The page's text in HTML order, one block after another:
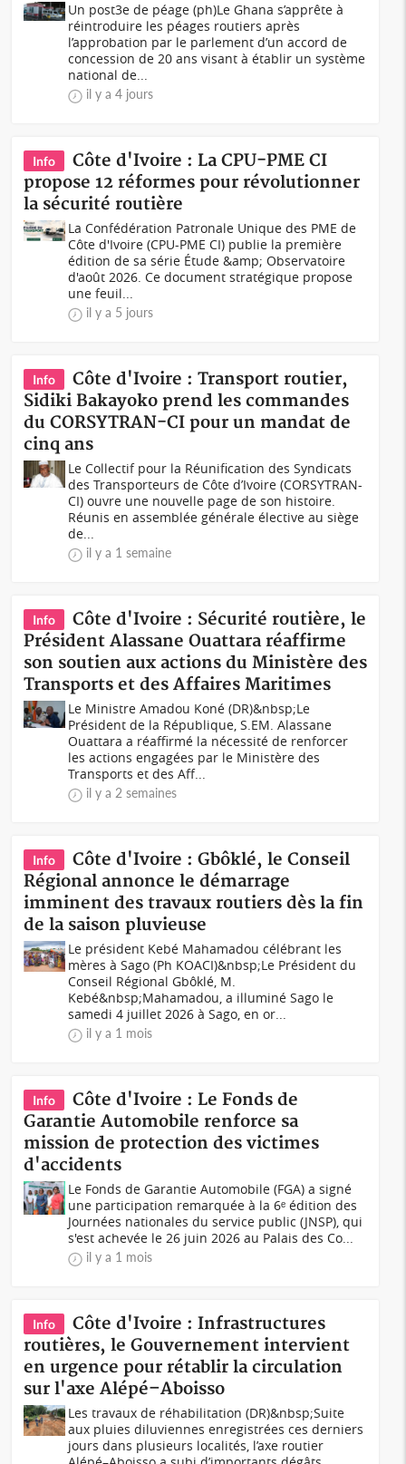
Un post3e de péage (ph)Le Ghana s’apprête à
réintroduire les péages routiers après
l’approbation par le parlement d’un accord de
concession de 20 ans visant à établir un système
national de...
il y a 4 jours
Info
Côte d'Ivoire : La CPU-PME CI
propose 12 réformes pour révolutionner
la sécurité routière
La Confédération Patronale Unique des PME de
Côte d'Ivoire (CPU-PME CI) publie la première
édition de sa série Étude &amp; Observatoire
d'août 2026. Ce document stratégique propose
une feuil...
il y a 5 jours
Info
Côte d'Ivoire : Transport routier,
Sidiki Bakayoko prend les commandes
du CORSYTRAN-CI pour un mandat de
cinq ans
Le Collectif pour la Réunification des Syndicats
des Transporteurs de Côte d’Ivoire (CORSYTRAN-
CI) ouvre une nouvelle page de son histoire.
Réunis en assemblée générale élective au siège
de...
il y a 1 semaine
Info
Côte d'Ivoire : Sécurité routière, le
Président Alassane Ouattara réaffirme
son soutien aux actions du Ministère des
Transports et des Affaires Maritimes
Le Ministre Amadou Koné (DR)&nbsp;Le
Président de la République, S.EM. Alassane
Ouattara a réaffirmé la nécessité de renforcer
les actions engagées par le Ministère des
Transports et des Aff...
il y a 2 semaines
Info
Côte d'Ivoire : Gbôklé, le Conseil
Régional annonce le démarrage
imminent des travaux routiers dès la fin
de la saison pluvieuse
Le président Kebé Mahamadou célébrant les
mères à Sago (Ph KOACI)&nbsp;Le Président du
Conseil Régional Gbôklé, M.
Kebé&nbsp;Mahamadou, a illuminé Sago le
samedi 4 juillet 2026 à Sago, en or...
il y a 1 mois
Info
Côte d'Ivoire : Le Fonds de
Garantie Automobile renforce sa
mission de protection des victimes
d'accidents
Le Fonds de Garantie Automobile (FGA) a signé
une participation remarquée à la 6ᵉ édition des
Journées nationales du service public (JNSP), qui
s'est achevée le 26 juin 2026 au Palais des Co...
il y a 1 mois
Info
Côte d'Ivoire : Infrastructures
routières, le Gouvernement intervient
en urgence pour rétablir la circulation
sur l'axe Alépé–Aboisso
Les travaux de réhabilitation (DR)&nbsp;Suite
aux pluies diluviennes enregistrées ces derniers
jours dans plusieurs localités, l’axe routier